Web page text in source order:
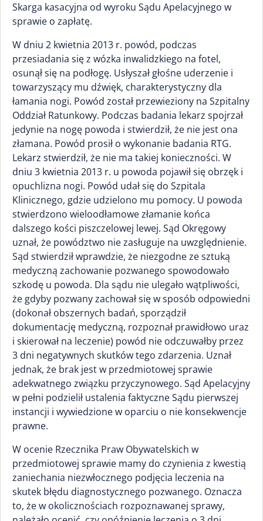
Skarga kasacyjna od wyroku Sądu Apelacyjnego w
sprawie o zapłatę.
W dniu 2 kwietnia 2013 r. powód, podczas
przesiadania się z wózka inwalidzkiego na fotel,
osunął się na podłogę. Usłyszał głośne uderzenie i
towarzyszący mu dźwięk, charakterystyczny dla
łamania nogi. Powód został przewieziony na Szpitalny
Oddział Ratunkowy. Podczas badania lekarz spojrzał
jedynie na nogę powoda i stwierdził, że nie jest ona
złamana. Powód prosił o wykonanie badania RTG.
Lekarz stwierdził, że nie ma takiej konieczności. W
dniu 3 kwietnia 2013 r. u powoda pojawił się obrzęk i
opuchlizna nogi. Powód udał się do Szpitala
Klinicznego, gdzie udzielono mu pomocy. U powoda
stwierdzono wieloodłamowe złamanie końca
dalszego kości piszczelowej lewej. Sąd Okręgowy
uznał, że powództwo nie zasługuje na uwzględnienie.
Sąd stwierdził wprawdzie, że niezgodne ze sztuką
medyczną zachowanie pozwanego spowodowało
szkodę u powoda. Dla sądu nie ulegało wątpliwości,
że gdyby pozwany zachował się w sposób odpowiedni
(dokonał obszernych badań, sporządził
dokumentację medyczną, rozpoznał prawidłowo uraz
i skierował na leczenie) powód nie odczuwałby przez
3 dni negatywnych skutków tego zdarzenia. Uznał
jednak, że brak jest w przedmiotowej sprawie
adekwatnego związku przyczynowego. Sąd Apelacyjny
w pełni podzielił ustalenia faktyczne Sądu pierwszej
instancji i wywiedzione w oparciu o nie konsekwencje
prawne.
W ocenie Rzecznika Praw Obywatelskich w
przedmiotowej sprawie mamy do czynienia z kwestią
zaniechania niezwłocznego podjęcia leczenia na
skutek błędu diagnostycznego pozwanego. Oznacza
to, że w okolicznościach rozpoznawanej sprawy,